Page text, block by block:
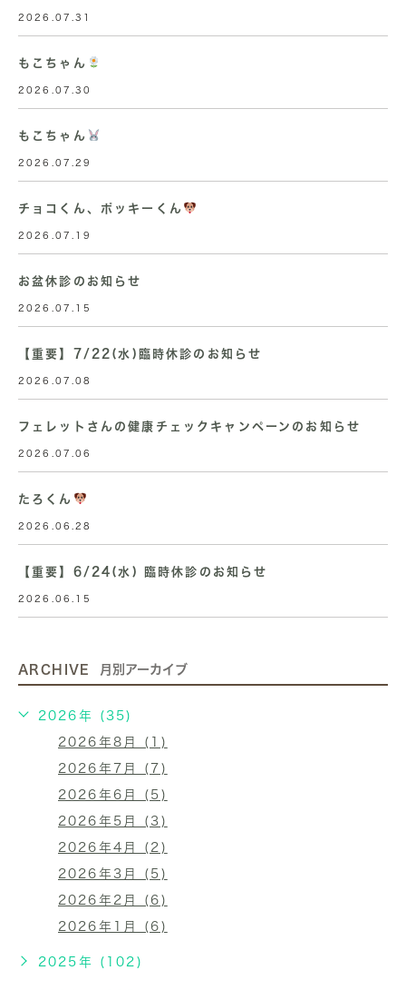
2026.07.31
もこちゃん
2026.07.30
もこちゃん
2026.07.29
チョコくん、ポッキーくん
2026.07.19
お盆休診のお知らせ
2026.07.15
【重要】7/22(水)臨時休診のお知らせ
2026.07.08
フェレットさんの健康チェックキャンペーンのお知らせ
2026.07.06
たろくん
2026.06.28
【重要】6/24(水) 臨時休診のお知らせ
2026.06.15
ARCHIVE 月別アーカイブ
2026年 (35)
2026年8月 (1)
2026年7月 (7)
2026年6月 (5)
2026年5月 (3)
2026年4月 (2)
2026年3月 (5)
2026年2月 (6)
2026年1月 (6)
2025年 (102)